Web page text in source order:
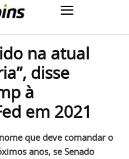
na atual
disse
à
em 2021
que deve comandar o
anos, se Senado